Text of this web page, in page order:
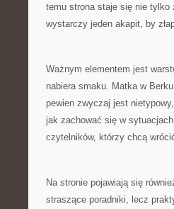
temu strona staje się nie tylko
wystarczy jeden akapit, by
Ważnym elementem jest
nabiera smaku. Matka w
pewien zwyczaj jest
jak zachować się w
czytelników, którzy chcą
Na stronie pojawiają się
straszące poradniki, lecz